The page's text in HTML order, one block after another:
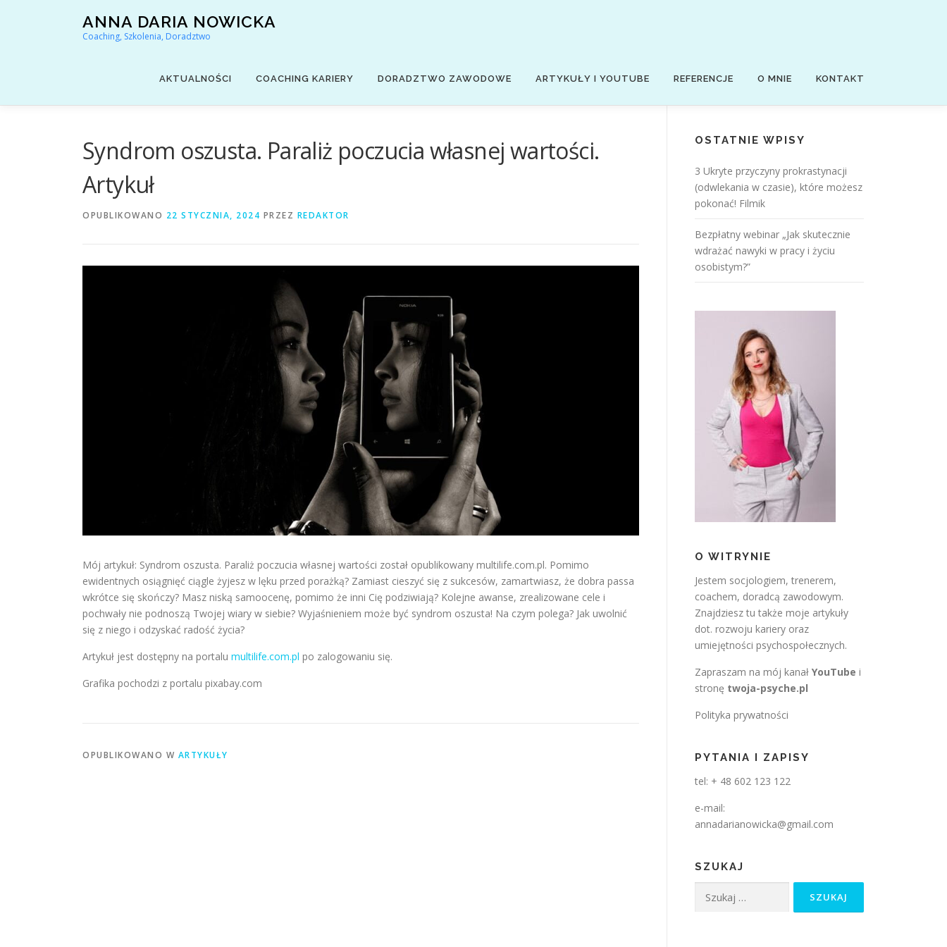
ANNA DARIA NOWICKA
Coaching, Szkolenia, Doradztwo
AKTUALNOŚCI COACHING KARIERY DORADZTWO ZAWODOWE ARTYKUŁY I YOUTUBE REFERENCJE O MNIE KONTAKT
Syndrom oszusta. Paraliż poczucia własnej wartości.
Artykuł
OPUBLIKOWANO 22 STYCZNIA, 2024 PRZEZ REDAKTOR
Mój artykuł: Syndrom oszusta. Paraliż poczucia własnej wartości został opublikowany multilife.com.pl. Pomimo
ewidentnych osiągnięć ciągle żyjesz w lęku przed porażką? Zamiast cieszyć się z sukcesów, zamartwiasz, że dobra passa
wkrótce się skończy? Masz niską samoocenę, pomimo że inni Cię podziwiają? Kolejne awanse, zrealizowane cele i
pochwały nie podnoszą Twojej wiary w siebie? Wyjaśnieniem może być syndrom oszusta! Na czym polega? Jak uwolnić
się z niego i odzyskać radość życia?
Artykuł jest dostępny na portalu multilife.com.pl po zalogowaniu się.
Grafika pochodzi z portalu pixabay.com
OPUBLIKOWANO W ARTYKUŁY
OSTATNIE WPISY
3 Ukryte przyczyny prokrastynacji
(odwlekania w czasie), które możesz
pokonać! Filmik
Bezpłatny webinar „Jak skutecznie
wdrażać nawyki w pracy i życiu
osobistym?”
O WITRYNIE
Jestem socjologiem, trenerem,
coachem, doradcą zawodowym.
Znajdziesz tu także moje artykuły
dot. rozwoju kariery oraz
umiejętności psychospołecznych.
Zapraszam na mój kanał YouTube i
stronę twoja-psyche.pl
Polityka prywatności
PYTANIA I ZAPISY
tel: + 48 602 123 122
e-mail:
annadarianowicka@gmail.com
SZUKAJ